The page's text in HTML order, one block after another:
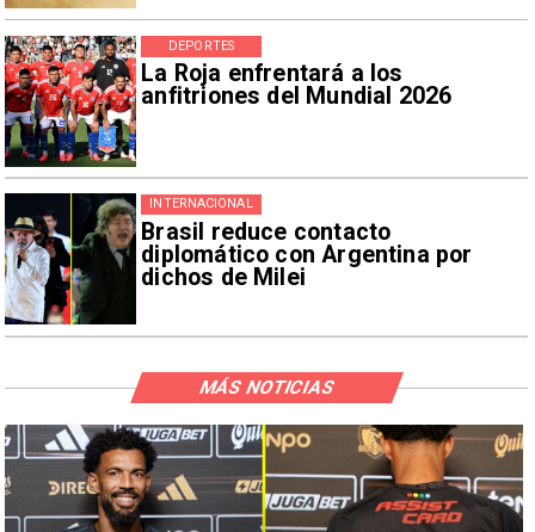
La Roja enfrentará a los
anfitriones del Mundial 2026
DEPORTES
Brasil reduce contacto
diplomático con Argentina por
dichos de Milei
INTERNACIONAL
MÁS NOTICIAS